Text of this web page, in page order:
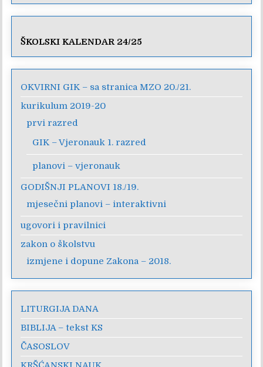
ŠKOLSKI KALENDAR 24/25
OKVIRNI GIK – sa stranica MZO 20./21.
kurikulum 2019-20
prvi razred
GIK – Vjeronauk 1. razred
planovi – vjeronauk
GODIŠNJI PLANOVI 18./19.
mjesečni planovi – interaktivni
ugovori i pravilnici
zakon o školstvu
izmjene i dopune Zakona – 2018.
LITURGIJA DANA
BIBLIJA – tekst KS
ČASOSLOV